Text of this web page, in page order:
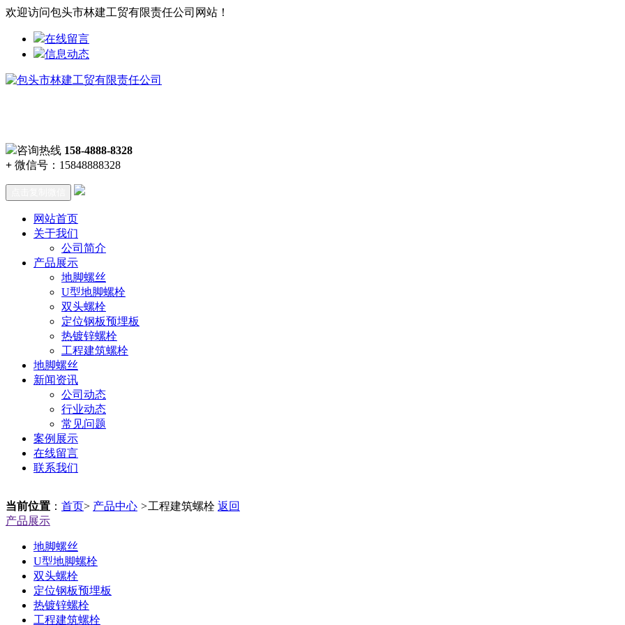
欢迎访问包头市林建工贸有限责任公司网站！
在线留言
信息动态
咨询热线 158-4888-8328
+ 微信号： 15848888328
网站首页
关于我们
公司简介
产品展示
地脚螺丝
U型地脚螺栓
双头螺栓
定位钢板预埋板
热镀锌螺栓
工程建筑螺栓
地脚螺丝
新闻资讯
公司动态
行业动态
常见问题
案例展示
在线留言
联系我们
当前位置 ： 首页> 产品中心 >工程建筑螺栓 返回
产品展示
地脚螺丝
U型地脚螺栓
双头螺栓
定位钢板预埋板
热镀锌螺栓
工程建筑螺栓